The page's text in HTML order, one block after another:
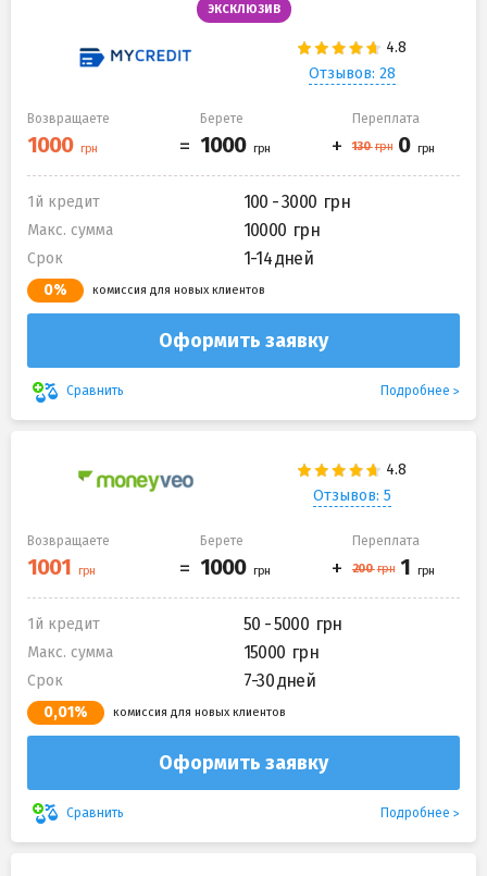
ЭКСКЛЮЗИВ
Отзывов: 28
Возвращаете Берете Переплата
1й кредит 100 - 3000
Макс. сумма 10000
Срок 1-14 дней
0% комиссия для новых клиентов
Оформить заявку
Сравнить Подробнее
Отзывов: 5
Возвращаете Берете Переплата
1й кредит 50 - 5000
Макс. сумма 15000
Срок 7-30 дней
0,01% комиссия для новых клиентов
Оформить заявку
Сравнить Подробнее